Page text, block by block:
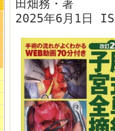
田畑務・著
2025年6月1日